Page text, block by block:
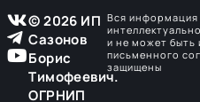
© 2026 ИП
Сазонов
Борис
Тимофеевич.
ОГРНИП
Вся информация
и не может быть
письменного
защищены